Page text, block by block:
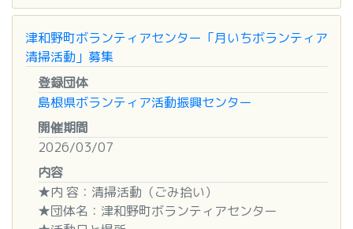
■申込方法
別添申込書に必要事項を記入し、メール又はFAXで
お申込みください。
■申込期限
令和8年1月30日（金）まで
■留意事項
・詳細については、HPにてご確認ください。
・まつえレディースハーフマラソンイベント情報は
こちらからご覧ください。
■日程
令和８年３月１３日（金）
令和８年３月１４日（土）
いずれも９：００～１０：３０（現地集合・現地解
散）
※申し込み状況や天候等によって変更または中止の
可能性があります
■場所
「宍道湖西岸なぎさ公園」（〒699-0555 島根県
出雲市斐川町坂田）
津和野町ボランティアセンター「月いちボランティア
清掃活動」募集
登録団体
島根県ボランティア活動振興センター
開催期間
2026/03/07
内容
★内 容：清掃活動（ごみ拾い）
★団体名：津和野町ボランティアセンター